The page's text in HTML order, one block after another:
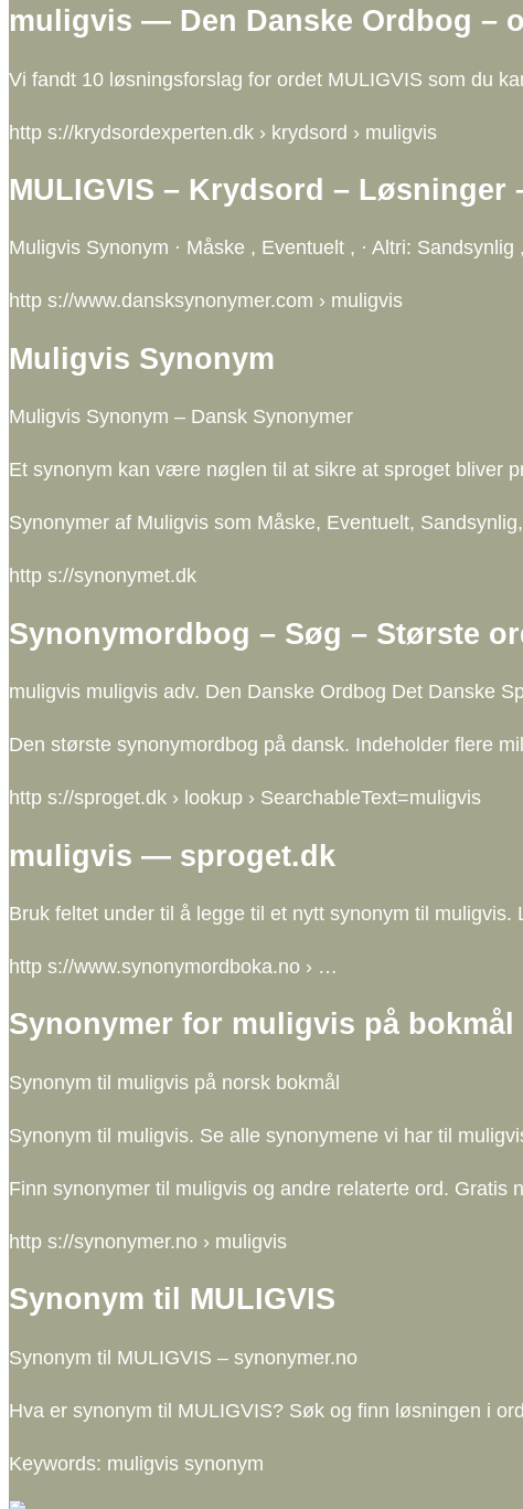
muligvis — Den Danske Ordbog –
Vi fandt 10 løsningsforslag for ordet MULIGVIS som du
http s://krydsordexperten.dk › krydsord › muligvis
MULIGVIS – Krydsord –
Muligvis Synonym · Måske , Eventuelt , · Altri:
http s://www.dansksynonymer.com › muligvis
Muligvis Synonym
Muligvis Synonym – Dansk Synonymer
Et synonym kan være nøglen til at sikre at sproget bliver
Synonymer af Muligvis som Måske, Eventuelt,
http s://synonymet.dk
Synonymordbog – Søg – Største
muligvis muligvis adv. Den Danske Ordbog Det Danske
Den største synonymordbog på dansk. Indeholder flere
http s://sproget.dk › lookup › SearchableText=muligvis
muligvis — sproget.dk
Bruk feltet under til å legge til et nytt synonym til
http s://www.synonymordboka.no › …
Synonymer for muligvis på
Synonym til muligvis på norsk bokmål
Synonym til muligvis. Se alle synonymene vi har til
Finn synonymer til muligvis og andre relaterte ord. Gratis
http s://synonymer.no › muligvis
Synonym til MULIGVIS
Synonym til MULIGVIS – synonymer.no
Hva er synonym til MULIGVIS? Søk og finn løsningen i
Keywords: muligvis synonym